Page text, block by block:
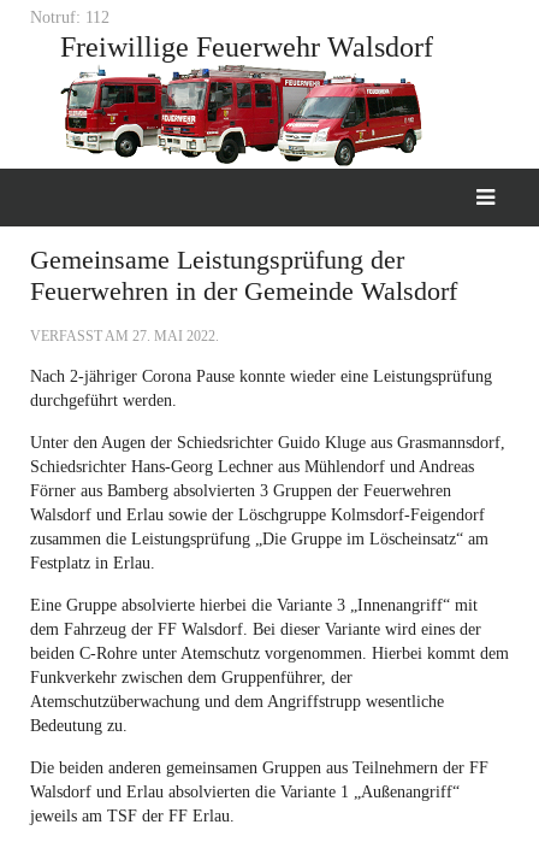
Notruf: 112
Freiwillige Feuerwehr Walsdorf
Gemeinsame Leistungsprüfung der
Feuerwehren in der Gemeinde Walsdorf
VERFASST AM 27. MAI 2022.
Nach 2-jähriger Corona Pause konnte wieder eine Leistungsprüfung
durchgeführt werden.
Unter den Augen der Schiedsrichter Guido Kluge aus Grasmannsdorf,
Schiedsrichter Hans-Georg Lechner aus Mühlendorf und Andreas
Förner aus Bamberg absolvierten 3 Gruppen der Feuerwehren
Walsdorf und Erlau sowie der Löschgruppe Kolmsdorf-Feigendorf
zusammen die Leistungsprüfung „Die Gruppe im Löscheinsatz“ am
Festplatz in Erlau.
Eine Gruppe absolvierte hierbei die Variante 3 „Innenangriff“ mit
dem Fahrzeug der FF Walsdorf. Bei dieser Variante wird eines der
beiden C-Rohre unter Atemschutz vorgenommen. Hierbei kommt dem
Funkverkehr zwischen dem Gruppenführer, der
Atemschutzüberwachung und dem Angriffstrupp wesentliche
Bedeutung zu.
Die beiden anderen gemeinsamen Gruppen aus Teilnehmern der FF
Walsdorf und Erlau absolvierten die Variante 1 „Außenangriff“
jeweils am TSF der FF Erlau.